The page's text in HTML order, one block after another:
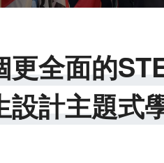
全面的
計主題式